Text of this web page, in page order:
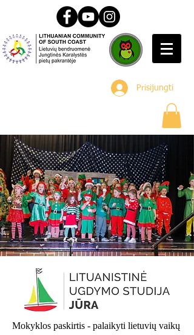
Prisijungti
Mokyklos paskirtis - palaikyti lietuvių vaikų